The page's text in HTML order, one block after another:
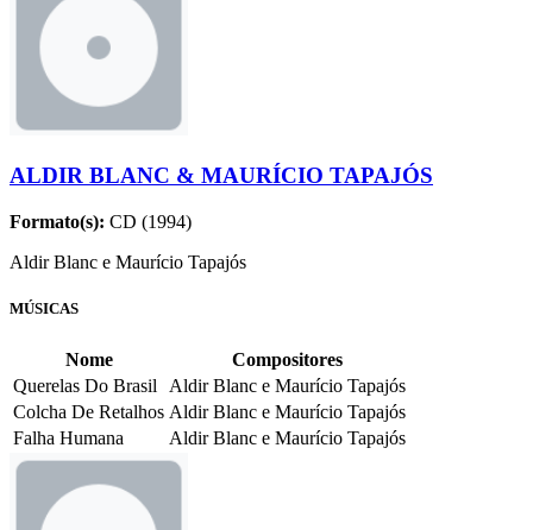
ALDIR BLANC & MAURÍCIO TAPAJÓS
Formato(s): CD (1994)
Aldir Blanc e Maurício Tapajós
MÚSICAS
Nome
Compositores
Querelas Do Brasil
Aldir Blanc e Maurício Tapajós
Colcha De Retalhos Aldir Blanc e Maurício Tapajós
Falha Humana
Aldir Blanc e Maurício Tapajós